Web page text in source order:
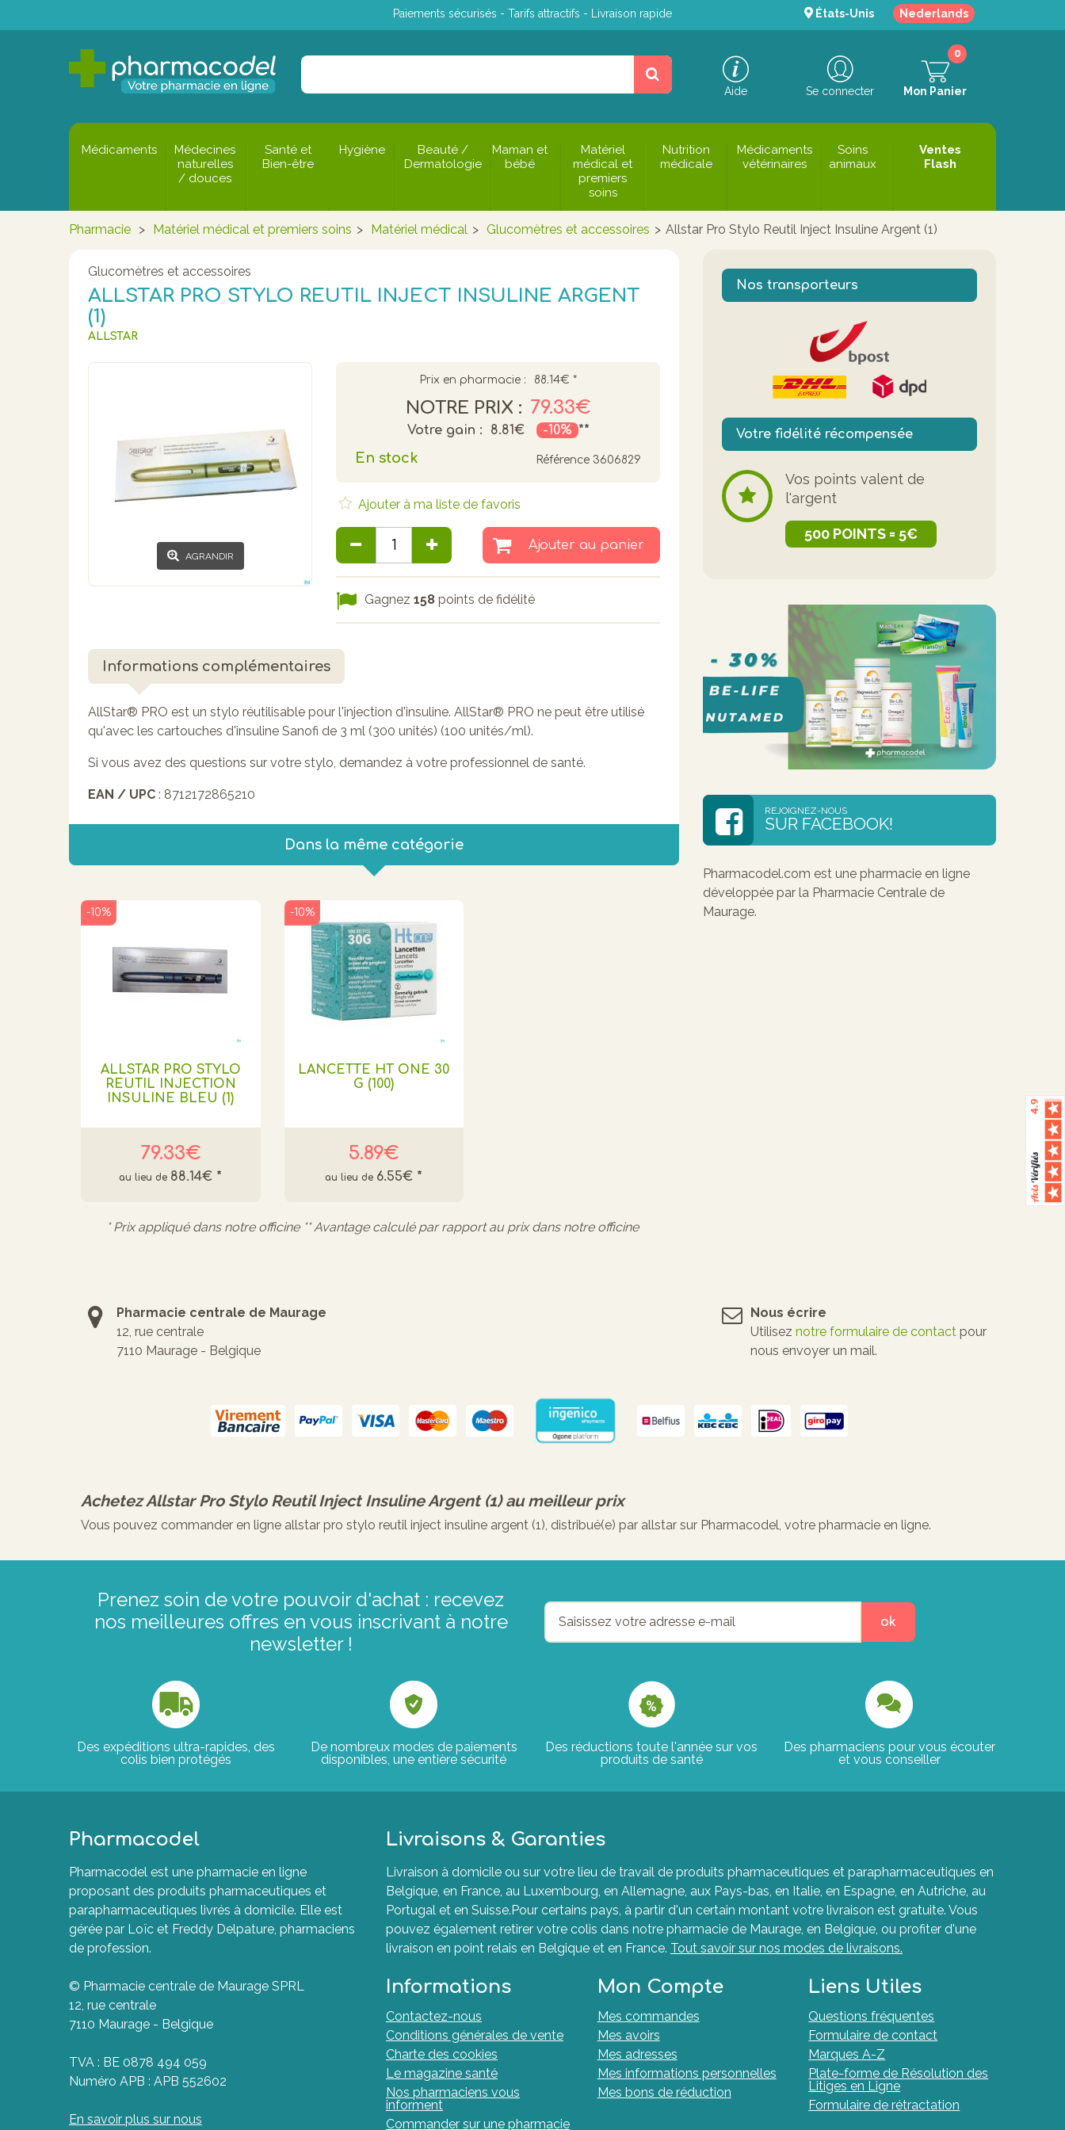
Paiements sécurisés - Tarifs attractifs - Livraison rapide États-Unis Nederlands
Aide Se connecter Mon Panier
0
Médicaments
Médecines
naturelles
/ douces
Santé et
Bien-être
Hygiène
Beauté /
Dermatologie
Maman et
bébé
Matériel
médical et
premiers
soins
Nutrition
médicale
Médicaments
vétérinaires
Soins
animaux
Ventes
Flash
Pharmacie > Matériel médical et premiers soins > Matériel médical > Glucomètres et accessoires > Allstar Pro Stylo Reutil Inject Insuline Argent (1)
Glucomètres et accessoires
ALLSTAR PRO STYLO REUTIL INJECT INSULINE ARGENT
(1)
ALLSTAR
AGRANDIR
Prix en pharmacie : 88.14€ *
NOTRE PRIX : 79.33€
Votre gain : 8.81€ -10% **
En stock Référence 3606829
Ajouter à ma liste de favoris
Ajouter au panier
Gagnez158 points de fidélité
Informations complémentaires
AllStar® PRO est un stylo réutilisable pour l'injection d'insuline. AllStar® PRO ne peut être utilisé
qu'avec les cartouches d'insuline Sanofi de 3 ml (300 unités) (100 unités/ml).
Si vous avez des questions sur votre stylo, demandez à votre professionnel de santé.
EAN / UPC : 8712172865210
Dans la même catégorie
ALLSTAR PRO STYLO
REUTIL INJECTION
INSULINE BLEU (1)
79.33€
-10%
88.14€ *
LANCETTE HT ONE 30
G (100)
5.89€
-10%
6.55€ *
* Prix appliqué dans notre officine ** Avantage calculé par rapport au prix dans notre officine
Nos transporteurs
Votre fidélité récompensée
Vos points valent de
l'argent
500 POINTS = 5€
REJOIGNEZ-NOUS
SUR FACEBOOK!
Pharmacodel.com est une pharmacie en ligne
développée par la Pharmacie Centrale de
Maurage.
Pharmacie centrale de Maurage
12, rue centrale
7110 Maurage - Belgique
Nous écrire
Utilisez notre formulaire de contact pour
nous envoyer un mail.
AchetezAllstar Pro Stylo Reutil Inject Insuline Argent (1)au meilleur prix
Vous pouvez commander en ligne allstar pro stylo reutil inject insuline argent (1), distribué(e) par allstar sur Pharmacodel, votre pharmacie en ligne.
Prenez soin de votre pouvoir d'achat : recevez
nos meilleures offres en vous inscrivant à notre
newsletter !
ok
Des expéditions ultra-rapides, des
colis bien protégés
De nombreux modes de paiements
disponibles, une entière sécurité
Des réductions toute l'année sur vos
produits de santé
Des pharmaciens pour vous écouter
et vous conseiller
Pharmacodel
Pharmacodel est une pharmacie en ligne
proposant des produits pharmaceutiques et
parapharmaceutiques livrés à domicile. Elle est
gérée par Loïc et Freddy Delpature, pharmaciens
de profession.
© Pharmacie centrale de Maurage SPRL
12, rue centrale
7110 Maurage - Belgique
TVA : BE 0878 494 059
Numéro APB : APB 552602
En savoir plus sur nous
Livraisons & Garanties
Livraison à domicile ou sur votre lieu de travail de produits pharmaceutiques et parapharmaceutiques en
Belgique, en France, au Luxembourg, en Allemagne, aux Pays-bas, en Italie, en Espagne, en Autriche, au
Portugal et en Suisse.Pour certains pays, à partir d'un certain montant votre livraison est gratuite. Vous
pouvez également retirer votre colis dans notre pharmacie de Maurage, en Belgique, ou profiter d'une
livraison en point relais en Belgique et en France. Tout savoir sur nos modes de livraisons.
Informations
Contactez-nous
Conditions générales de vente
Charte des cookies
Le magazine santé
Nos pharmaciens vous
informent
Commander sur une pharmacie
Mon Compte
Mes commandes
Mes avoirs
Mes adresses
Mes informations personnelles
Mes bons de réduction
Liens Utiles
Questions fréquentes
Formulaire de contact
Marques A-Z
Plate-forme de Résolution des
Litiges en Ligne
Formulaire de rétractation